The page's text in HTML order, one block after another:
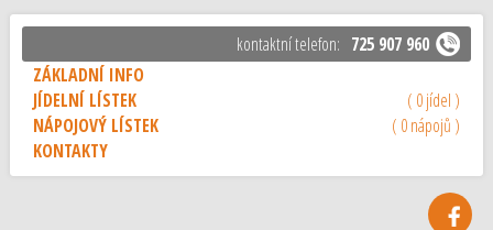
kontaktní telefon: 725 907 960
ZÁKLADNÍ INFO
JÍDELNÍ LÍSTEK
( 0 jídel )
NÁPOJOVÝ LÍSTEK
( 0 nápojů )
KONTAKTY